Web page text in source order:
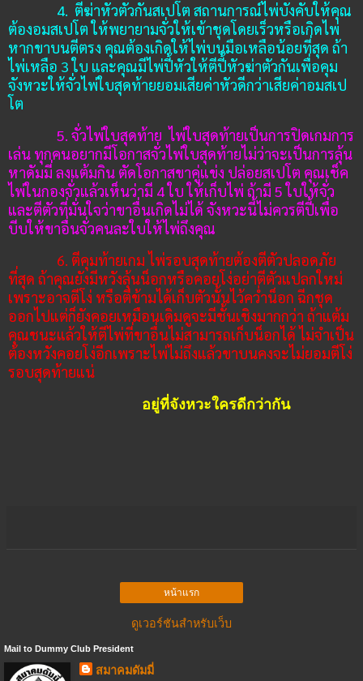
4. ตีฆ่าหัวตัวกันสเปโต สถานการณ์ไพ่บังคับให้คุณ
ต้องอมสเปโต ให้พยายามจั่วให้เข้าชุดโดยเร็วหรือเกิดไพ่
หากขาบนตีตรง คุณต้องเกิดให้ไพ่บนมือเหลือน้อยที่สุด ถ้า
ไพ่เหลือ 3ใบ และคุณมีไพ่ปี้หัวให้ตีปี้หัวฆ่าตัวกันเพื่อคุม
จังหวะให้จั่วไพ่ใบสุดท้ายยอมเสียค่าหัวดีกว่าเสียค่าอมสเป
โต
5. จั่วไพ่ใบสุดท้าย ไพ่ใบสุดท้ายเป็นการปิดเกมการ
เล่น ทุกคนอยากมีโอกาสจั่วไพ่ใบสุดท้ายไม่ว่าจะเป็นการลุ้น
หาดัมมี่ ลงแต้มกิน ตัดโอกาสขาคู่แข่ง ปล่อยสเปโต คุณเช็ค
ไพ่ในกองจั่วแล้วเห็นว่ามี 4ใบ ให้เก็บไพ่ ถ้ามี 5ใบให้จั่ว
และตีตัวที่มั่นใจว่าขาอื่นเกิดไม่ได้ จังหวะนี้ไม่ควรตีปี้เพื่อ
บีบให้ขาอื่นจั่วคนละใบให้ไพ่ถึงคุณ
6. ตีคุมท้ายเกม ไพ่รอบสุดท้ายต้องตีตัวปลอดภัย
ที่สุด ถ้าคุณยังมีหวังลุ้นน็อกหรือคอยโง่อย่าตีตัวแปลกใหม่
เพราะอาจตีโง่ หรือตีข้ามได้เก็บตัวนั้นไว้คว่ำน็อก ฉีกชุด
ออกไปแต่ก็ยังคอยเหมือนเดิมดูจะมีชั้นเชิงมากกว่า ถ้าแต้ม
คุณชนะแล้วให้ตีไพ่ที่ขาอื่นไม่สามารถเก็บน็อกได้ ไม่จำเป็น
ต้องหวังคอยโง่อีกเพราะไพ่ไม่ถึงแล้วขาบนคงจะไม่ยอมตีโง่
รอบสุดท้ายแน่
อยู่ที่จังหวะใครดีกว่ากัน
หน้าแรก
ดูเวอร์ชันสำหรับเว็บ
Mail to Dummy Club President
สมาคมดัมมี่